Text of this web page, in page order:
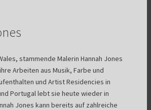
stammende Malerin Hannah Jones
Arbeiten aus Musik, Farbe und
und Artist Residencies in
Portugal lebt sie heute wieder in
Jones kann bereits auf zahlreiche